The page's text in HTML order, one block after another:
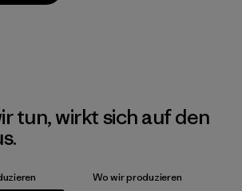
tun, wirkt sich auf den
Wo wir produzieren